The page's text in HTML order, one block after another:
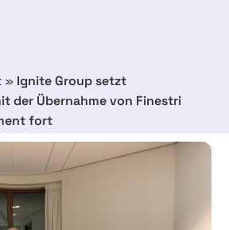
» Ignite Group setzt
der Übernahme von Finestri
fort